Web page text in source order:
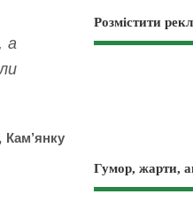
а
Кам’янку
Розмістити
Гумор, жарти,